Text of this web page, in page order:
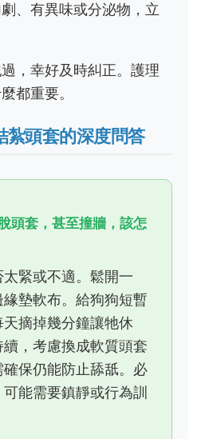
、有異味或分泌物，立
，幸好及時糾正。護理
都重要。
紮頭套的深度問答
頭套，甚至撞牆，該怎
緊或不適。鬆開一
墊軟布。給狗狗短暫
摘掉幾分鐘讓牠休
，考慮換成軟質頭套
保仍能防止舔舐。必
能需要鎮靜或行為訓